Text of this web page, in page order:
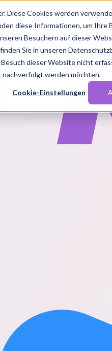
Diese Cookies werden
diese Informationen, um Ihre
Besuchern auf dieser
Sie in unseren
dieser Website nicht
nachverfolgt werden möchten.
Cookie-Einstellungen